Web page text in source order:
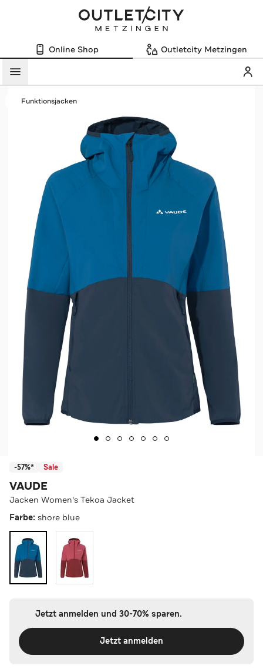
Online Shop Outletcity Metzingen
Menü
Funktionsjacken
-57%* Sale
VAUDE
Jacken Women's Tekoa Jacket
Farbe: shore blue
Jetzt anmelden und 30-70% sparen.
Jetzt anmelden